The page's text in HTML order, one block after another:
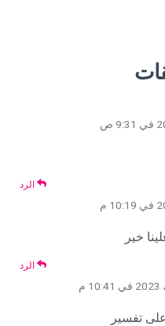
الرد
خير
الرد
تفسير